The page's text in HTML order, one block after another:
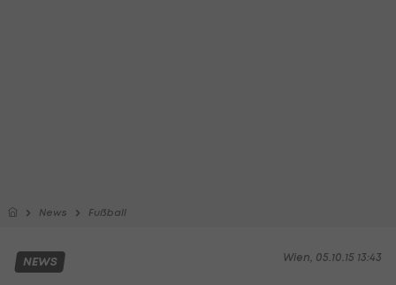
News Fußball
Wien, 05.10.15 13:43
NEWS